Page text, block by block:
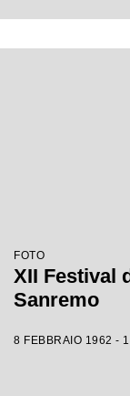
FOTO
XII Festival
Sanremo
8 FEBBRAIO 1962 -